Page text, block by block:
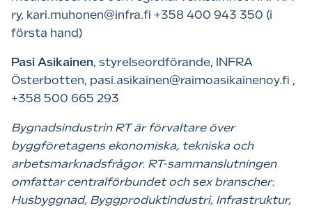
ry, kari.muhonen@infra.fi +358 400 943 350 (i
första hand)
Pasi Asikainen, styrelseordförande, INFRA
Österbotten, pasi.asikainen@raimoasikainenoy.fi ,
+358 500 665 293
Bygnadsindustrin RT är förvaltare över
byggföretagens ekonomiska, tekniska och
arbetsmarknadsfrågor. RT-sammanslutningen
omfattar centralförbundet och sex branscher:
Husbyggnad, Byggproduktindustri, Infrastruktur,